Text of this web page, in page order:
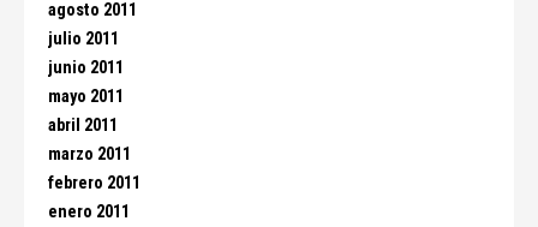
agosto 2011
julio 2011
junio 2011
mayo 2011
abril 2011
marzo 2011
febrero 2011
enero 2011